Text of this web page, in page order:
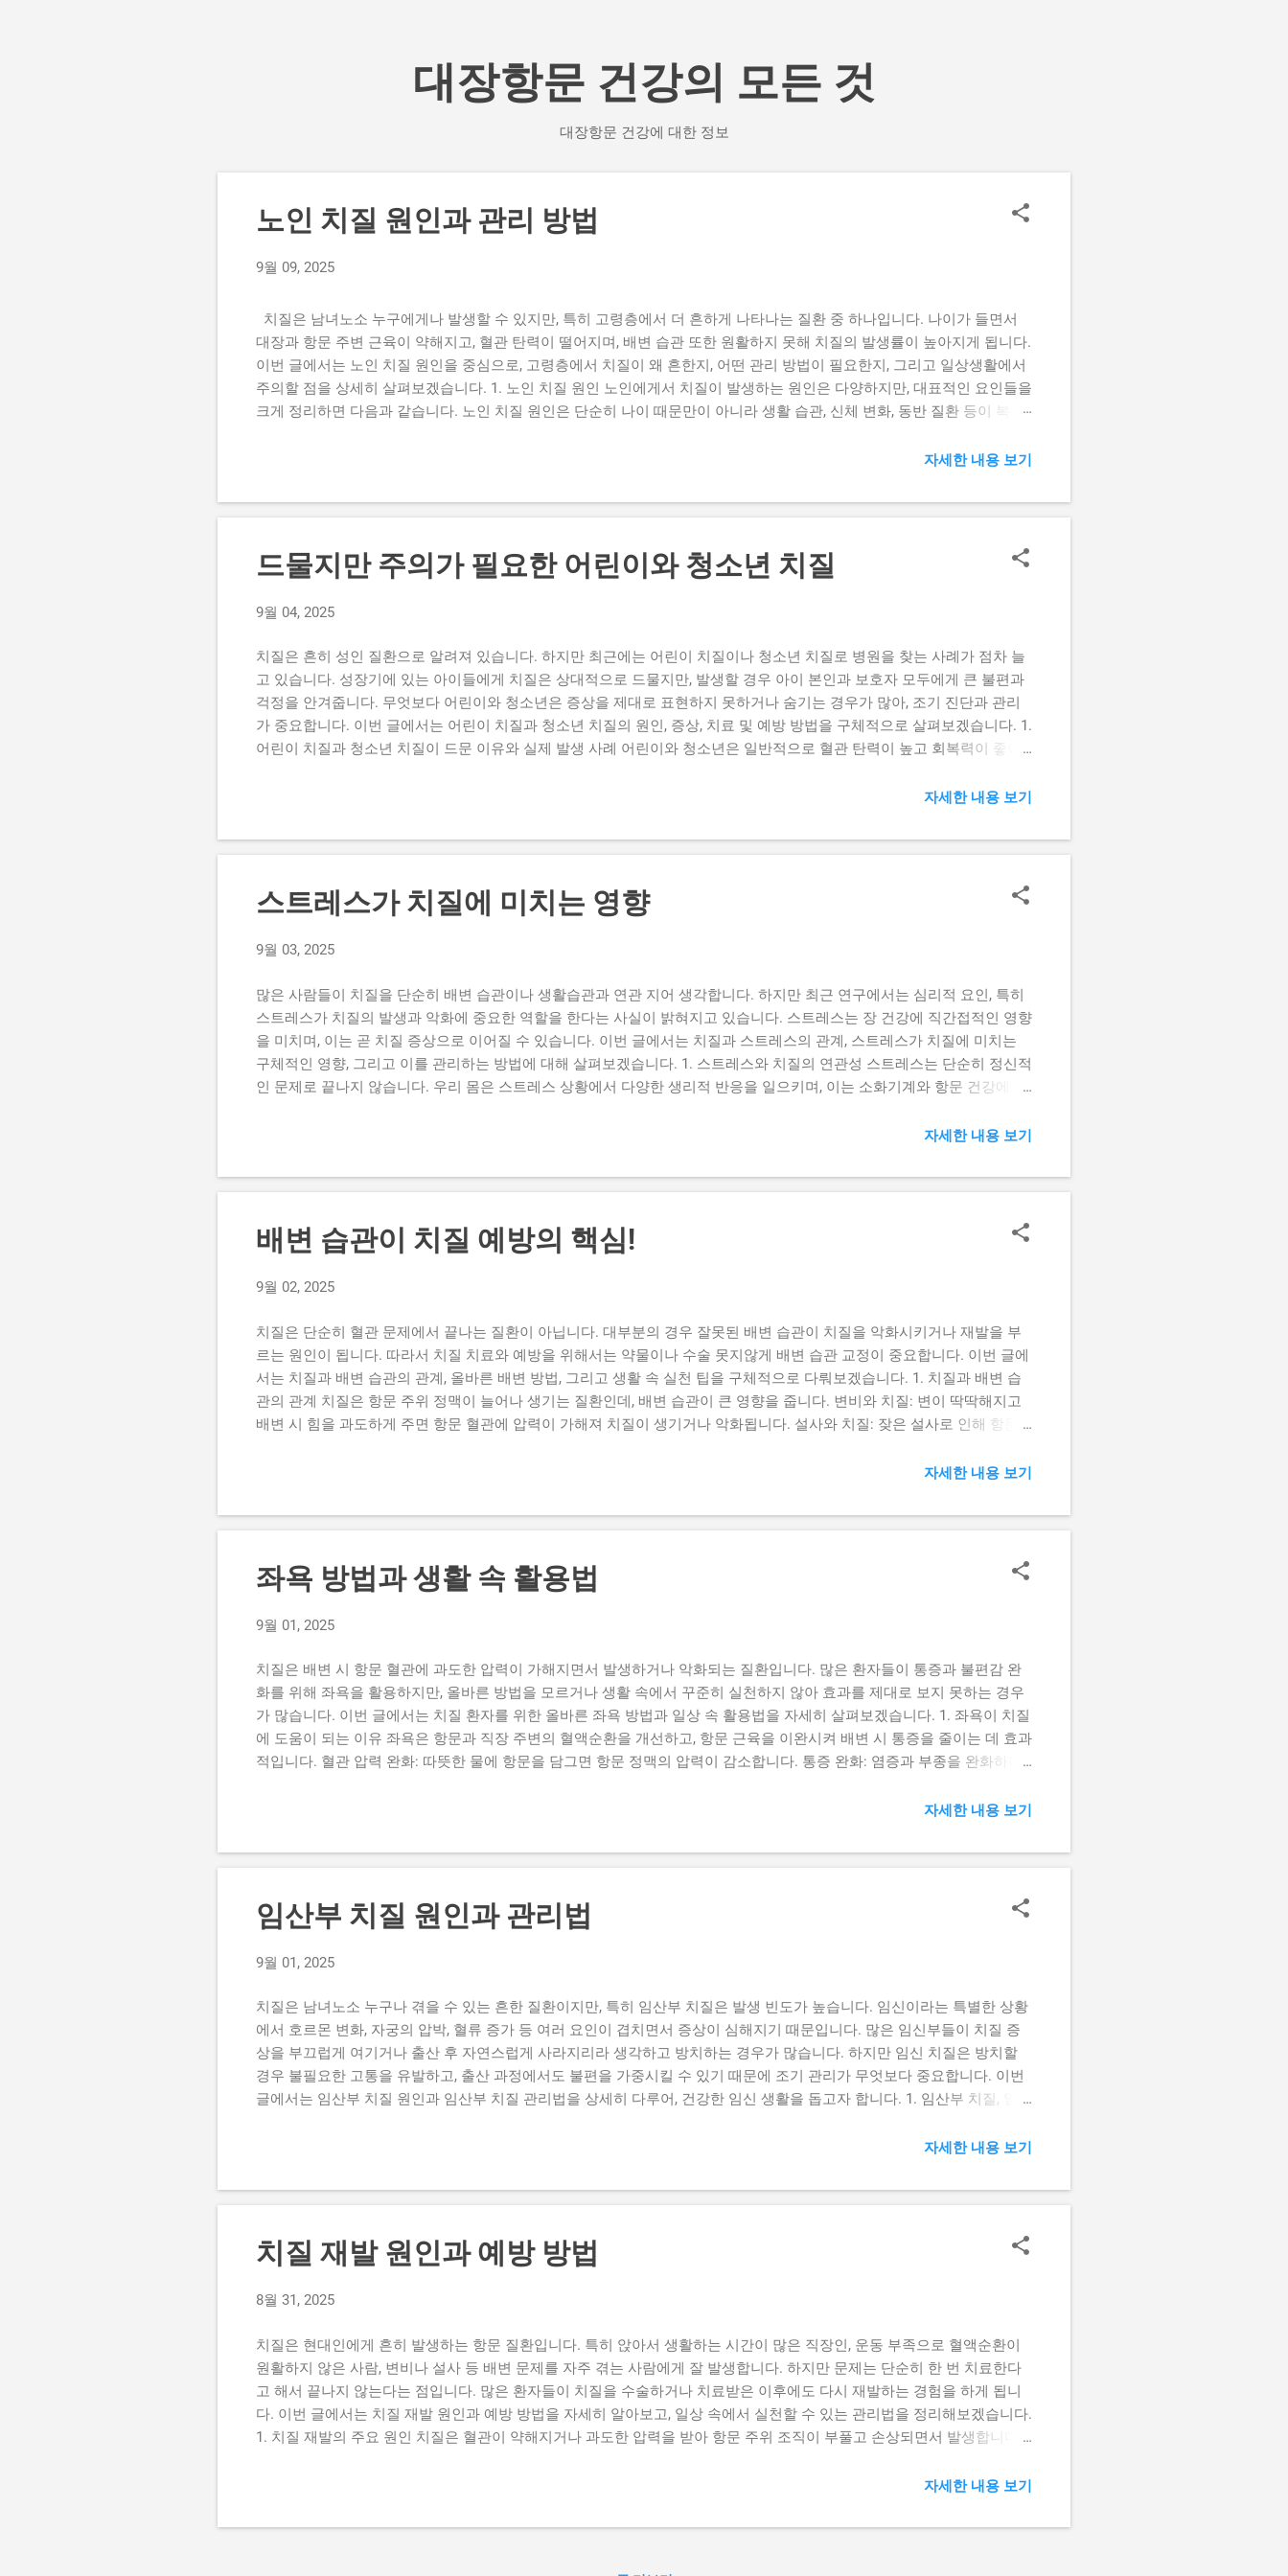
대장항문 건강의 모든 것
대장항문 건강에 대한 정보
노인 치질 원인과 관리 방법
9월 09, 2025
치질은 남녀노소 누구에게나 발생할 수 있지만, 특히 고령층에서 더 흔하게 나타나는 질환 중 하나입니다. 나이가 들면서
대장과 항문 주변 근육이 약해지고, 혈관 탄력이 떨어지며, 배변 습관 또한 원활하지 못해 치질의 발생률이 높아지게 됩니다.
이번 글에서는 노인 치질 원인을 중심으로, 고령층에서 치질이 왜 흔한지, 어떤 관리 방법이 필요한지, 그리고 일상생활에서
주의할 점을 상세히 살펴보겠습니다. 1. 노인 치질 원인 노인에게서 치질이 발생하는 원인은 다양하지만, 대표적인 요인들을
크게 정리하면 다음과 같습니다. 노인 치질 원인은 단순히 나이 때문만이 아니라 생활 습관, 신체 변화, 동반 질환 등이 복합
인해 항문 정맥에 압력이 가해졌을 때 회복력이 떨어지고, 혈관이 쉽게 부풀어 올라 치질로 발전합니다. (2) 배변 기능 저하
을 주게 되고, 항문 혈관이 팽창하여 치질이 발생하기 쉽습니다. 변비 자체가 대표적인 노인 치질 원인으로 꼽힙니다. (3) 운
면 항문 주변 혈액순환이 원활하지 못해 정맥 압력이 상승하고, 치질을 유발할 수 있습니다. (4) 동반 질환과 약물 복용 고혈
압, 당뇨, 심혈관 질환 등으로 약물을 복용하는 경우, 일부 약물이 변비를 유발할 수 있습니다. 또한 골관절염이나 허리 질환
소나 섬유질 섭취가 줄어들 수 있습니다. 이로 인해 장운동이 둔화되고 변비가 심해져 치질로 이어지는 경우가 많습니다. 2.
자세한 내용 보기
드물지만 주의가 필요한 어린이와 청소년 치질
9월 04, 2025
치질은 흔히 성인 질환으로 알려져 있습니다. 하지만 최근에는 어린이 치질이나 청소년 치질로 병원을 찾는 사례가 점차 늘
고 있습니다. 성장기에 있는 아이들에게 치질은 상대적으로 드물지만, 발생할 경우 아이 본인과 보호자 모두에게 큰 불편과
걱정을 안겨줍니다. 무엇보다 어린이와 청소년은 증상을 제대로 표현하지 못하거나 숨기는 경우가 많아, 조기 진단과 관리
가 중요합니다. 이번 글에서는 어린이 치질과 청소년 치질의 원인, 증상, 치료 및 예방 방법을 구체적으로 살펴보겠습니다. 1.
어린이 치질과 청소년 치질이 드문 이유와 실제 발생 사례 어린이와 청소년은 일반적으로 혈관 탄력이 높고 회복력이 좋아
변 시 과도한 힘을 주면서 항문 혈관에 압력이 가해져 치질로 이어질 수 있습니다. 설사와 장염: 잦은 설사나 감염성 장 질환
로 오랜 시간 앉아 있는 생활은 어린이 치질, 청소년 치질을 유발할 수 있는 요인입니다. 비만: 소아비만은 혈류 순환을 방해
하는 증상은 성인과 비슷하지만, 특이한 점도 있습니다. (1) 혈변 가장 흔한 증상은 대변 후 화장지에 묻는 선홍색 혈액입니
다. 보호자 입장에서는 혈변을 보았을 때 대장암 같은 심각한 질환을 먼저 걱정할 수 있지만, 소아의 경우 대부분 치질이나
말하는 경우가 있습니다. 특히 어린이는 정확히 통증을 설명하지 못하고 “엉덩이가 아파”라고 표현하기도 합니다. (3) 항문
자세한 내용 보기
스트레스가 치질에 미치는 영향
9월 03, 2025
많은 사람들이 치질을 단순히 배변 습관이나 생활습관과 연관 지어 생각합니다. 하지만 최근 연구에서는 심리적 요인, 특히
스트레스가 치질의 발생과 악화에 중요한 역할을 한다는 사실이 밝혀지고 있습니다. 스트레스는 장 건강에 직간접적인 영향
을 미치며, 이는 곧 치질 증상으로 이어질 수 있습니다. 이번 글에서는 치질과 스트레스의 관계, 스트레스가 치질에 미치는
구체적인 영향, 그리고 이를 관리하는 방법에 대해 살펴보겠습니다. 1. 스트레스와 치질의 연관성 스트레스는 단순히 정신적
인 문제로 끝나지 않습니다. 우리 몸은 스트레스 상황에서 다양한 생리적 반응을 일으키며, 이는 소화기계와 항문 건강에도
설사가 발생할 수 있으며, 이는 치질의 위험 요인입니다. 혈액순환 저하: 스트레스는 혈관을 수축시켜 항문 주위 혈류를 방해
이 잘 생기게 하고, 치질 회복을 늦출 수 있습니다. 2. 스트레스가 치질에 미치는 구체적 영향 (1) 변비와 설사의 유발 스트레
니다. 변비가 지속되면 변을 볼 때 힘을 많이 주게 되고, 설사가 잦으면 항문 피부와 점막이 자극받아 치질이 악화됩니다. (2)
항문 주위 혈관 압력 증가 스트레스를 받으면 무의식적으로 항문 근육에 힘을 주는 경우가 많습니다. 이런 긴장 상태가 지속
흡연, 운동 부족 등 치질을 악화시키는 생활습관으로 이어지기도 합니다. 특히 폭식이나 자극적인 음식 섭취는 변비와 설사
자세한 내용 보기
배변 습관이 치질 예방의 핵심!
9월 02, 2025
치질은 단순히 혈관 문제에서 끝나는 질환이 아닙니다. 대부분의 경우 잘못된 배변 습관이 치질을 악화시키거나 재발을 부
르는 원인이 됩니다. 따라서 치질 치료와 예방을 위해서는 약물이나 수술 못지않게 배변 습관 교정이 중요합니다. 이번 글에
서는 치질과 배변 습관의 관계, 올바른 배변 방법, 그리고 생활 속 실천 팁을 구체적으로 다뤄보겠습니다. 1. 치질과 배변 습
관의 관계 치질은 항문 주위 정맥이 늘어나 생기는 질환인데, 배변 습관이 큰 영향을 줍니다. 변비와 치질: 변이 딱딱해지고
배변 시 힘을 과도하게 주면 항문 혈관에 압력이 가해져 치질이 생기거나 악화됩니다. 설사와 치질: 잦은 설사로 인해 항문
책을 읽는 습관은 항문에 불필요한 압력을 줍니다. 즉, 배변 습관이 바로잡히지 않으면 아무리 치료를 해도 치질은 쉽게 재발
면 장이 리듬을 찾고 변비를 예방할 수 있습니다. (2) 변의가 있을 때 바로 화장실 가기 참았다가 배변하면 변이 더 단단해져
하여 치질을 악화시킵니다. 스마트폰이나 책은 화장실 밖에서 즐기는 것이 좋습니다. (4) 무리한 힘주기 피하기 무리하게 힘
을 주면 항문 정맥이 확장되면서 치질이 생기거나 악화될 수 있습니다. 3. 식습관 관리로 건강한 배변 유지 (1) 충분한 식이
물을 섭취하면 변비 예방에 효과적입니다. (3) 카페인과 알코올 줄이기 커피, 술은 탈수를 유발해 변을 딱딱하게 만듭니다.
자세한 내용 보기
좌욕 방법과 생활 속 활용법
9월 01, 2025
치질은 배변 시 항문 혈관에 과도한 압력이 가해지면서 발생하거나 악화되는 질환입니다. 많은 환자들이 통증과 불편감 완
화를 위해 좌욕을 활용하지만, 올바른 방법을 모르거나 생활 속에서 꾸준히 실천하지 않아 효과를 제대로 보지 못하는 경우
가 많습니다. 이번 글에서는 치질 환자를 위한 올바른 좌욕 방법과 일상 속 활용법을 자세히 살펴보겠습니다. 1. 좌욕이 치질
에 도움이 되는 이유 좌욕은 항문과 직장 주변의 혈액순환을 개선하고, 항문 근육을 이완시켜 배변 시 통증을 줄이는 데 효과
적입니다. 혈관 압력 완화: 따뜻한 물에 항문을 담그면 항문 정맥의 압력이 감소합니다. 통증 완화: 염증과 부종을 완화하여
치질 수술 후 회복기와 만성 치질 환자에게 큰 도움이 됩니다. 2. 올바른 좌욕 방법 좌욕은 단순히 앉아 있는 것만으로는 효
장 적합하며, 너무 뜨거운 물은 피부 자극과 화상을 유발할 수 있습니다. 좌욕용 욕조, 좌욕기, 또는 깨끗한 대야를 활용합니
입니다. 하루 2~3회, 특히 배변 후와 취침 전이 좋습니다. 좌욕 중에는 편안하게 앉아 호흡을 안정시키고, 항문 근육을 이완
합니다. (3) 좌욕 후 관리 좌욕 후에는 항문을 부드럽게 두드려 건조시키고, 습기를 남기지 않도록 합니다. 항문 주위에 연고
에서 좌욕 활용하기 좌욕의 효과를 최대화하려면 생활습관과 병행하는 것이 중요합니다. (1) 변비 예방과 함께 섬유질 섭취
자세한 내용 보기
임산부 치질 원인과 관리법
9월 01, 2025
치질은 남녀노소 누구나 겪을 수 있는 흔한 질환이지만, 특히 임산부 치질은 발생 빈도가 높습니다. 임신이라는 특별한 상황
에서 호르몬 변화, 자궁의 압박, 혈류 증가 등 여러 요인이 겹치면서 증상이 심해지기 때문입니다. 많은 임신부들이 치질 증
상을 부끄럽게 여기거나 출산 후 자연스럽게 사라지리라 생각하고 방치하는 경우가 많습니다. 하지만 임신 치질은 방치할
경우 불필요한 고통을 유발하고, 출산 과정에서도 불편을 가중시킬 수 있기 때문에 조기 관리가 무엇보다 중요합니다. 이번
글에서는 임산부 치질 원인과 임산부 치질 관리법을 상세히 다루어, 건강한 임신 생활을 돕고자 합니다. 1. 임산부 치질, 얼마
특히 임신 후기(임신 7개월 이후)나 출산 직후에 많이 발생하는데, 이는 자궁이 급격히 커지고 혈액량이 증가하는 시기와 맞
서 단순히 “출산하면 괜찮아지겠지”라는 생각보다는, 임신 중에도 적극적으로 관리하는 것이 필요합니다. 2. 임산부 치질 원
화 임신 중에는 ‘프로게스테론’이라는 호르몬이 증가합니다. 이 호르몬은 혈관을 이완시키는 작용을 하는데, 그 결과 항문 주
위 정맥의 혈액순환이 원활하지 못하고 쉽게 늘어나면서 치질이 생길 수 있습니다. (2) 자궁 압박 임신 후기로 갈수록 커진
비 임신부의 절반 이상이 경험하는 증상 중 하나가 변비입니다. 호르몬 변화로 장운동이 둔해지고, 철분제 복용까지 겹치면
자세한 내용 보기
치질 재발 원인과 예방 방법
8월 31, 2025
치질은 현대인에게 흔히 발생하는 항문 질환입니다. 특히 앉아서 생활하는 시간이 많은 직장인, 운동 부족으로 혈액순환이
원활하지 않은 사람, 변비나 설사 등 배변 문제를 자주 겪는 사람에게 잘 발생합니다. 하지만 문제는 단순히 한 번 치료한다
고 해서 끝나지 않는다는 점입니다. 많은 환자들이 치질을 수술하거나 치료받은 이후에도 다시 재발하는 경험을 하게 됩니
다. 이번 글에서는 치질 재발 원인과 예방 방법을 자세히 알아보고, 일상 속에서 실천할 수 있는 관리법을 정리해보겠습니다.
1. 치질 재발의 주요 원인 치질은 혈관이 약해지거나 과도한 압력을 받아 항문 주위 조직이 부풀고 손상되면서 발생합니다.
을 주는 습관은 치질 재발의 가장 큰 원인 중 하나입니다. 반대로 잦은 설사로 인해 항문이 지속적으로 자극받는 것도 치질
관 문제 하루 대부분을 앉아서 보내는 직장인이나 운전자는 항문 주변 혈액순환이 원활하지 않아 치질이 쉽게 재발합니다.
자세한 내용 보기